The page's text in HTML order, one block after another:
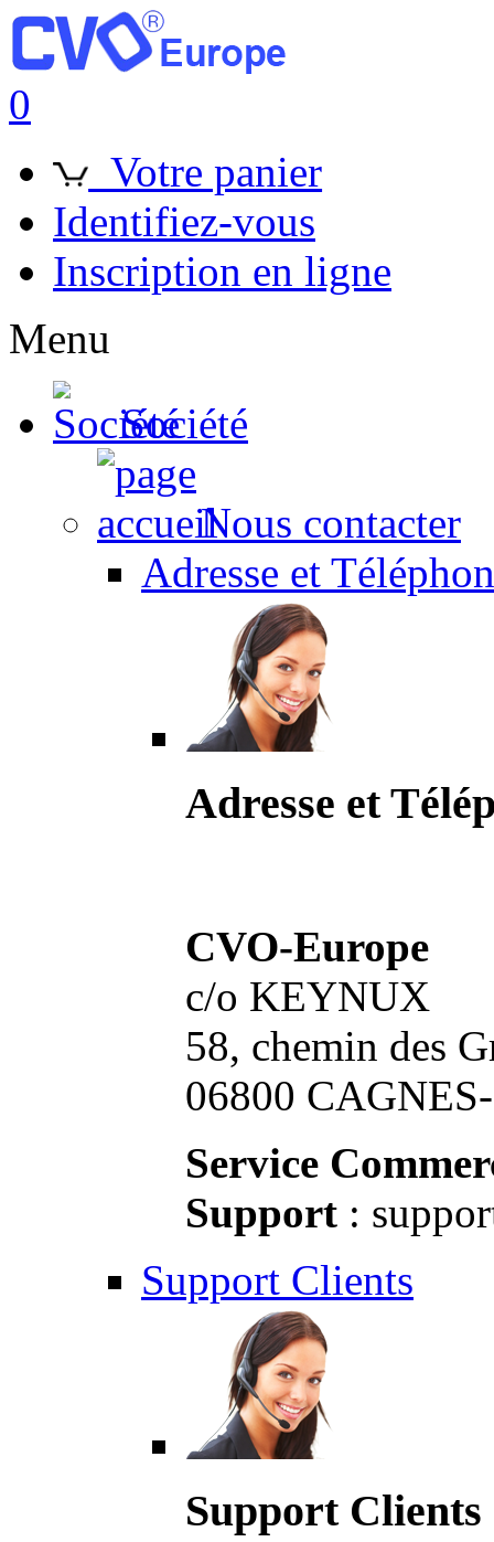
0
Votre panier
Identifiez-vous
Inscription en ligne
Menu
Société
Nous contacter
Adresse et
Adresse et
CVO-Europe
c/o KEYNUX
58, chemin des
06800
Service
Support :
Support Clients
Support Clients